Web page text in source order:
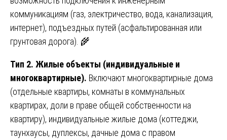
коммуникациям (газ, электричество, вода, канализация,
интернет), подъездных путей (асфальтированная или
грунтовая дорога). 🌾
Тип 2. Жилые объекты (индивидуальные и
многоквартирные). Включают многоквартирные дома
(отдельные квартиры, комнаты в коммунальных
квартирах, доли в праве общей собственности на
квартиру), индивидуальные жилые дома (коттеджи,
таунхаусы, дуплексы, дачные дома с правом